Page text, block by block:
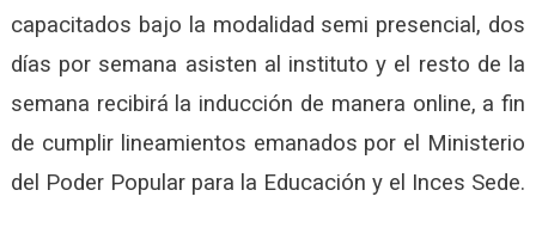
capacitados bajo la modalidad semi presencial, dos
días por semana asisten al instituto y el resto de la
semana recibirá la inducción de manera online, a fin
de cumplir lineamientos emanados por el Ministerio
del Poder Popular para la Educación y el Inces Sede.